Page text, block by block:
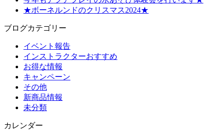
★ボーネルンドのクリスマス2024★
ブログカテゴリー
イベント報告
インストラクターおすすめ
お得な情報
キャンペーン
その他
新商品情報
未分類
カレンダー